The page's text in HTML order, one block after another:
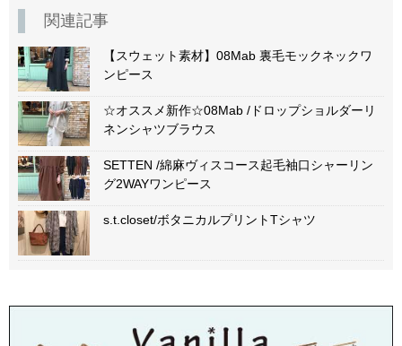
関連記事
【スウェット素材】08Mab 裏毛モックネックワ
ンピース
☆オススメ新作☆08Mab /ドロップショルダーリ
ネンシャツブラウス
SETTEN /綿麻ヴィスコース起毛袖口シャーリン
グ2WAYワンピース
s.t.closet/ボタニカルプリントTシャツ